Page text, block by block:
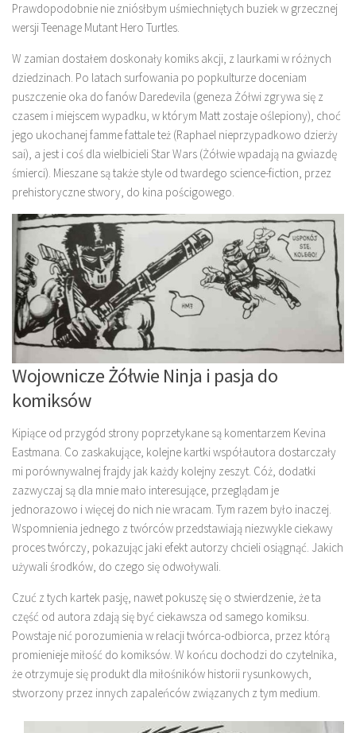
Prawdopodobnie nie zniósłbym uśmiechniętych buziek w grzecznej
wersji Teenage Mutant Hero Turtles.
W zamian dostałem doskonały komiks akcji, z laurkami w różnych
dziedzinach. Po latach surfowania po popkulturze doceniam
puszczenie oka do fanów Daredevila (geneza Żółwi zgrywa się z
czasem i miejscem wypadku, w którym Matt zostaje oślepiony), choć
jego ukochanej famme fattale też (Raphael nieprzypadkowo dzierży
sai), a jest i coś dla wielbicieli Star Wars (Żółwie wpadają na gwiazdę
śmierci). Mieszane są także style od twardego science-fiction, przez
prehistoryczne stwory, do kina pościgowego.
Wojownicze Żółwie Ninja i pasja do
komiksów
Kipiące od przygód strony poprzetykane są komentarzem Kevina
Eastmana. Co zaskakujące, kolejne kartki współautora dostarczały
mi porównywalnej frajdy jak każdy kolejny zeszyt. Cóż, dodatki
zazwyczaj są dla mnie mało interesujące, przeglądam je
jednorazowo i więcej do nich nie wracam. Tym razem było inaczej.
Wspomnienia jednego z twórców przedstawiają niezwykle ciekawy
proces twórczy, pokazując jaki efekt autorzy chcieli osiągnąć. Jakich
używali środków, do czego się odwoływali.
Czuć z tych kartek pasję, nawet pokuszę się o stwierdzenie, że ta
część od autora zdają się być ciekawsza od samego komiksu.
Powstaje nić porozumienia w relacji twórca-odbiorca, przez którą
promienieje miłość do komiksów. W końcu dochodzi do czytelnika,
że otrzymuje się produkt dla miłośników historii rysunkowych,
stworzony przez innych zapaleńców związanych z tym medium.